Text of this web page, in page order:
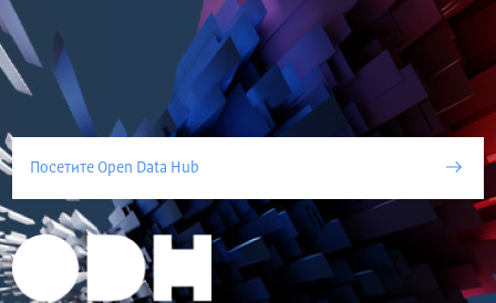
Посетите Open Data Hub